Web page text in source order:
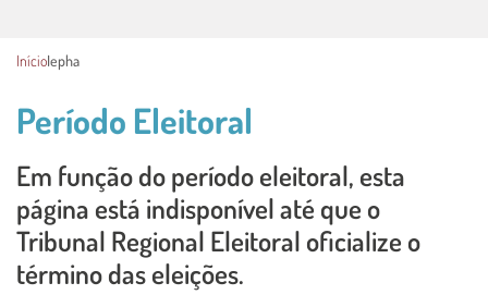
InícioIepha
Período Eleitoral
Conteúdo Principal
Em função do período eleitoral, esta
página está indisponível até que o
Tribunal Regional Eleitoral oficialize o
término das eleições.